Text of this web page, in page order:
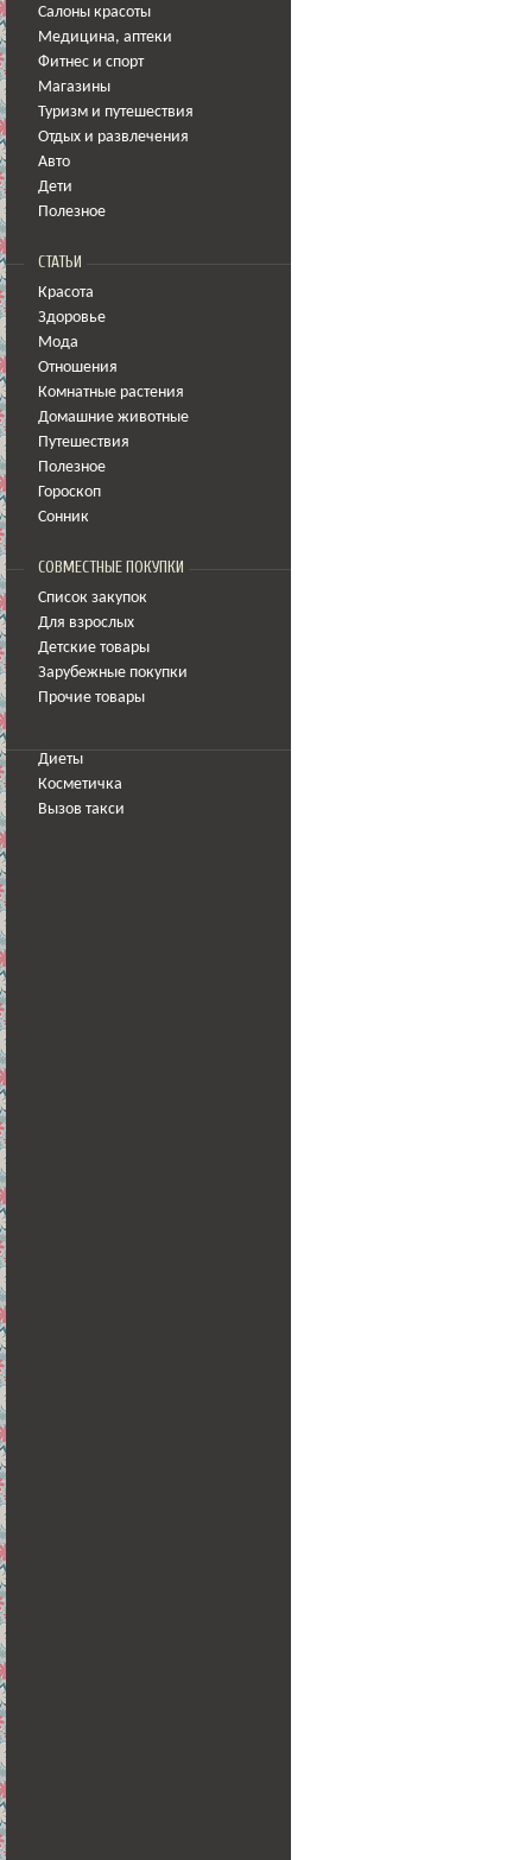
Салоны красоты
Медицина, аптеки
Фитнес и спорт
Магазины
Туризм и путешествия
Отдых и развлечения
Авто
Дети
Полезное
СТАТЬИ
Красота
Здоровье
Мода
Отношения
Комнатные растения
Домашние животные
Путешествия
Полезное
Гороскоп
Сонник
СОВМЕСТНЫЕ ПОКУПКИ
Список закупок
Для взрослых
Детские товары
Зарубежные покупки
Прочие товары
Диеты
Косметичка
Вызов такси